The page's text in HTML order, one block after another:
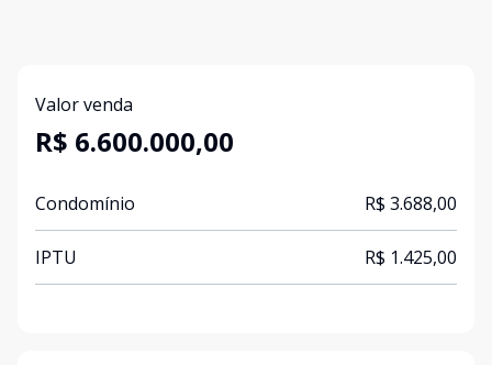
Valor venda
R$ 6.600.000,00
Condomínio R$ 3.688,00
IPTU R$ 1.425,00